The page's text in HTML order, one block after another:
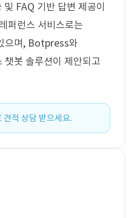
FAQ 기반 답변 제공이
퍼런스 서비스로는
으며, Botpress와
봇 솔루션이 제안되고
견적 상담 받으세요.